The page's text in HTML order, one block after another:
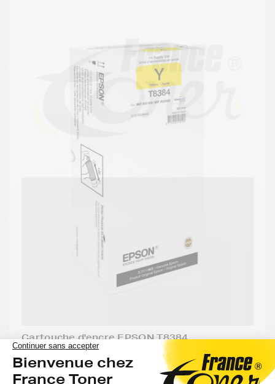
Cartouche d'encre EPSON T8384
(C13T838440) - JAUNE - Format Standard
EXPÉDITION : 6 À 15 JOURS Voir le produit